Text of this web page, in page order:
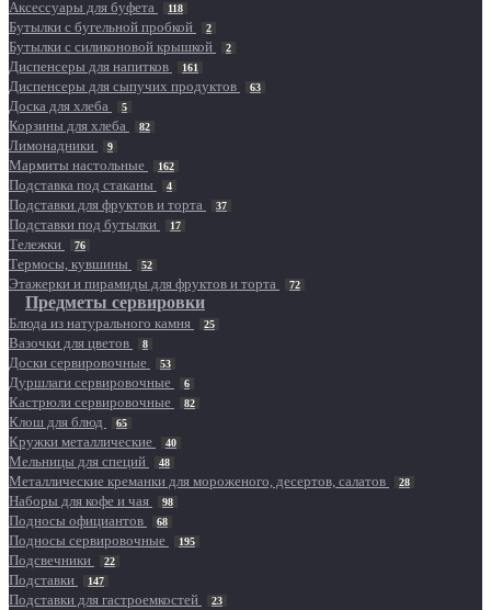
Аксессуары для буфета 118
Бутылки с бугельной пробкой 2
Бутылки с силиконовой крышкой 2
Диспенсеры для напитков 161
Диспенсеры для сыпучих продуктов 63
Доска для хлеба 5
Корзины для хлеба 82
Лимонадники 9
Мармиты настольные 162
Подставка под стаканы 4
Подставки для фруктов и торта 37
Подставки под бутылки 17
Тележки 76
Термосы, кувшины 52
Этажерки и пирамиды для фруктов и торта 72
Предметы сервировки
Блюда из натурального камня 25
Вазочки для цветов 8
Доски сервировочные 53
Дуршлаги сервировочные 6
Кастрюли сервировочные 82
Клош для блюд 65
Кружки металлические 40
Мельницы для специй 48
Металлические креманки для мороженого, десертов, салатов 28
Наборы для кофе и чая 98
Подносы официантов 68
Подносы сервировочные 195
Подсвечники 22
Подставки 147
Подставки для гастроемкостей 23